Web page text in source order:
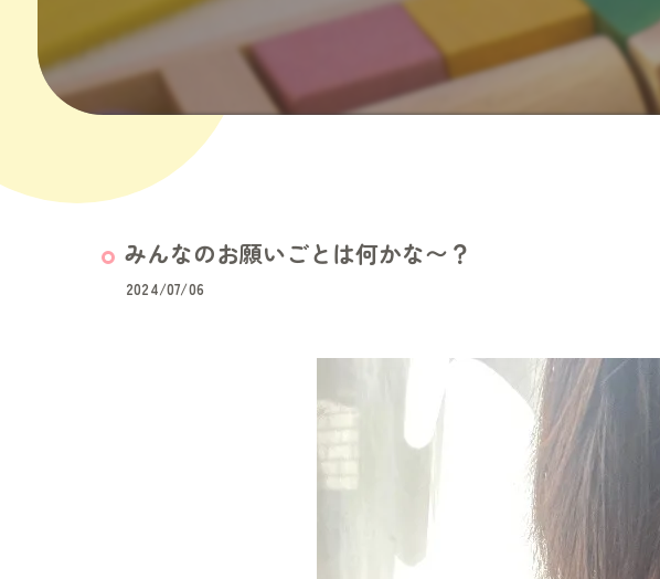
みんなのお願いごとは何かな〜？
2024/07/06